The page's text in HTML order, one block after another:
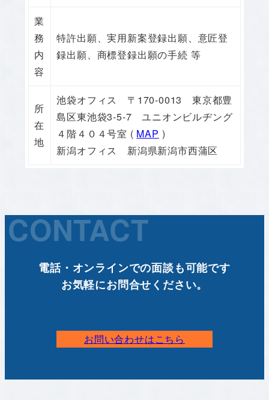
業
務
内
容
特許出願、実用新案登録出願、意匠登
録出願、商標登録出願の手続 等
所
在
地
池袋オフィス 〒170-0013 東京都豊
島区東池袋3-5-7 ユニオンビルヂング
４階４０４号室 ( MAP )
新潟オフィス 新潟県新潟市西蒲区
CONTACT
電話・オンラインでの面談も可能です
お気軽にお問合せください。
お問い合わせはこちら